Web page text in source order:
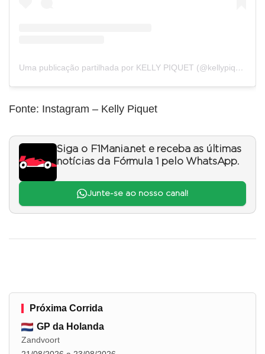
Uma publicação partilhada por KELLY PIQUET (@kellypiquet)
Fonte: Instagram – Kelly Piquet
Siga o F1Mania.net e receba as últimas
notícias da Fórmula 1 pelo WhatsApp.
Junte-se ao nosso canal!
Próxima Corrida
GP da Holanda
Zandvoort